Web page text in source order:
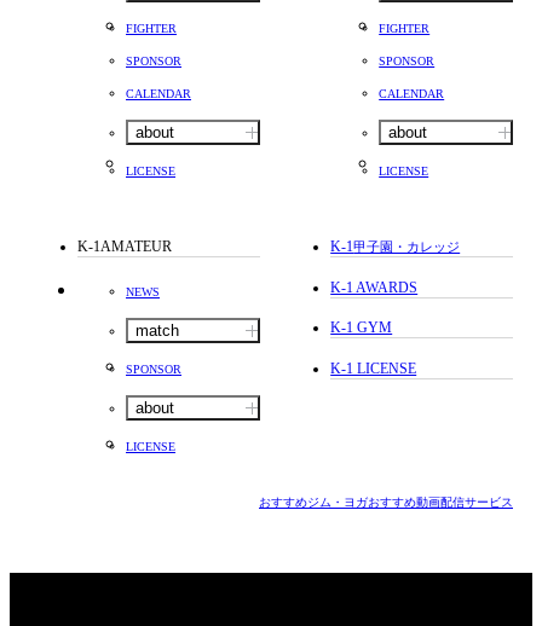
FIGHTER
SPONSOR
CALENDAR
about
LICENSE
FIGHTER
SPONSOR
CALENDAR
about
LICENSE
K-1AMATEUR
NEWS
match
SPONSOR
about
LICENSE
K-1甲子園・カレッジ
K-1 AWARDS
K-1 GYM
K-1 LICENSE
おすすめジム・ヨガおすすめ動画配信サービス